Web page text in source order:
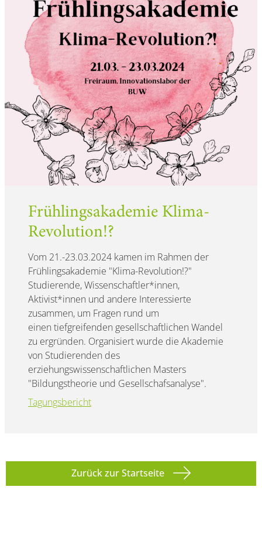
Frühlingsakademie Klima-
Revolution!?
Vom 21.-23.03.2024 kamen im Rahmen der
Frühlingsakademie "Klima-Revolution!?"
Studierende, Wissenschaftler*innen,
Aktivist*innen und andere Interessierte
zusammen, um Fragen rund um
einen tiefgreifenden gesellschaftlichen Wandel
zu ergründen. Organisiert wurde die Akademie
von Studierenden des
erziehungswissenschaftlichen Masters
"Bildungstheorie und Gesellschafsanalyse".
Tagungsbericht
Zurück zur Startseite